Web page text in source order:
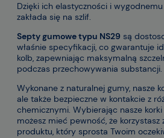
Dzięki ich elastyczności i wygodnemu
zakłada się na szlif.
Septy gumowe typu NS29 są
właśnie specyfikacji, co gwarantuje
kolb, zapewniając maksymalną
podczas przechowywania substancji.
Wykonane z naturalnej gumy, nasze
ale także bezpieczne w kontakcie z
chemicznymi. Wybierając nasze
możesz mieć pewność, że korzystasz
produktu, który sprosta Twoim